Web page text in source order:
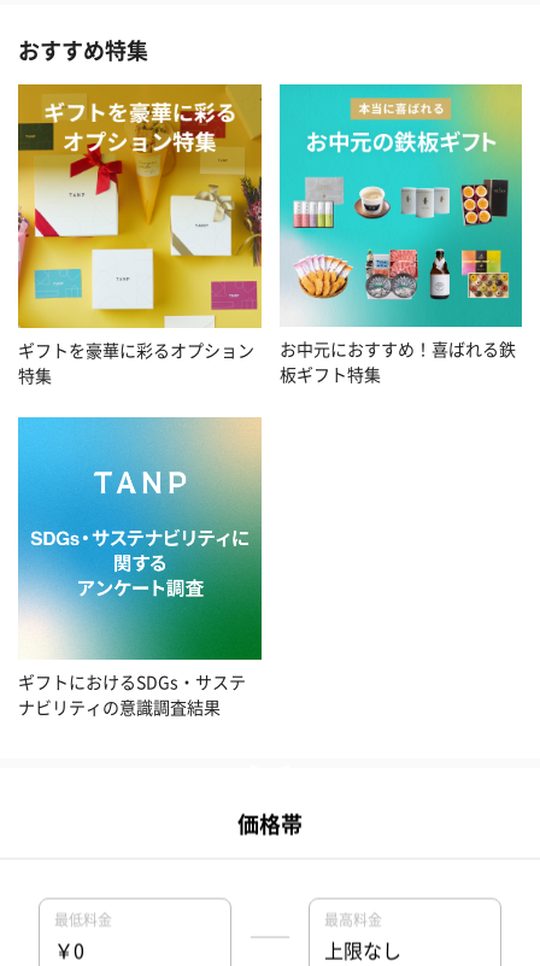
おすすめ特集
ギフトを豪華に彩るオプション
特集
お中元におすすめ！喜ばれる鉄
板ギフト特集
ギフトにおけるSDGs・サステ
ナビリティの意識調査結果
クッキー・焼き菓子のプレゼントをシーンから探す
クッキー・焼き菓子のプレゼントを贈る相手から探す（女